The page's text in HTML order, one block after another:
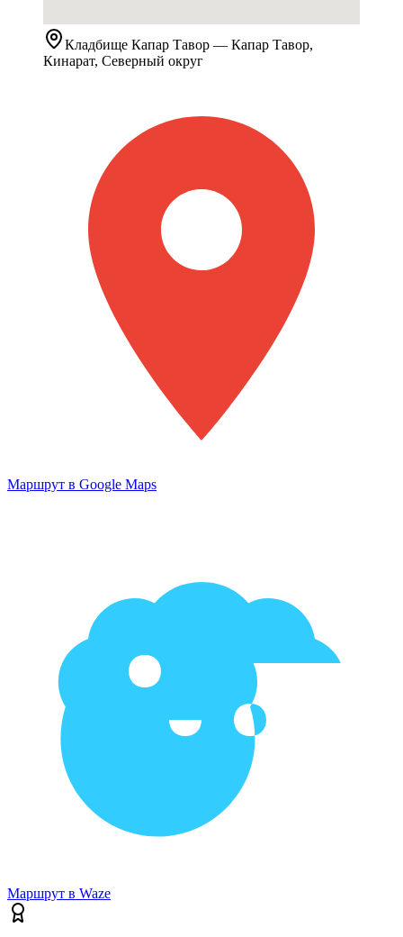
Кладбище Капар Тавор — Капар Тавор,
Кинарат, Северный округ
Маршрут в Google Maps
Маршрут в Waze